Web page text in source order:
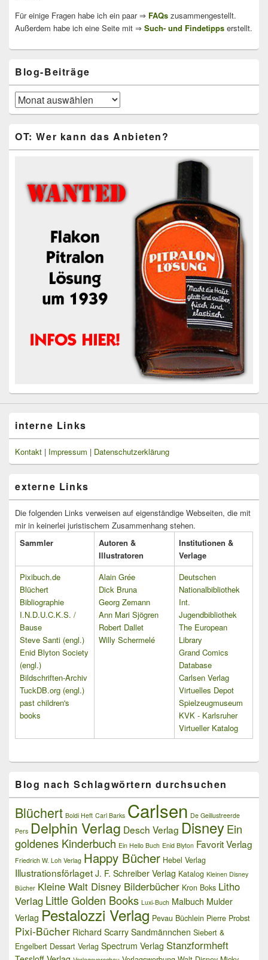
Für einige Fragen habe ich ein paar ⇒ FAQs zusammengestellt.
Außerdem habe ich eine Seite mit ⇒ Such- und Findetipps erstellt.
Blog-Beiträge
Blog-
Beiträge
OT: Wer kann das Anbieten?
interne Links
Kontakt | Impressum | Datenschutzerklärung
externe Links
Die folgenden Links verweisen auf eigenständige Webseiten, die mit
mir in keinerlei juristischem Zusammenhang stehen.
Sammler
Autoren &
Illustratoren
Institutionen &
Verlage
Pixibuch.de
Blüchert
Bibliographie
I.N.D.U.C.K.S. /
Bause
Steve Santi (engl.)
Enid Blyton Society
(engl.)
Bildschriften-Archiv
TuckDB.org (engl.)
past children's
books
Alain Grée
Dick Bruna
Georg Zemann
Ann Mari Sjögren
Robert Dallet
Willy Schermelé
Deutschen
Nationalbibliothek
Int.
Jugendbibliothek
The European
Library
Grand Comics
Database
Carlsen Verlag
Virtuelles Depot
Spielzeugmuseum
KVK - Karlsruher
Virtueller Katalog
Blog nach Schlagwörtern durchsuchen
Blüchert Boldi Heft Carl Barks Carlsen De Geillustreerde
Pers Delphin Verlag Desch Verlag DisneyEin
goldenes Kinderbuch Ein Hello Buch Enid Blyton Favorit Verlag
Friedrich W. Loh Verlag Happy Bücher Hebel Verlag
Illustrationsförlaget J. F. Schreiber Verlag Katalog Kleinen Disney
Bücher Kleine Walt Disney Bilderbücher Kron Boks Litho
Verlag Little Golden Books Luxi-Buch Malbuch Mulder
Verlag Pestalozzi Verlag Pevau Büchlein Pierre Probst
Pixi-Bücher Richard Scarry Sandmännchen Siebert &
Engelbert Dessart Verlag Spectrum Verlag Stanzformheft